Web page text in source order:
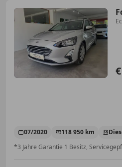
07/2020 118 950 km
*3 Jahre Garantie 1 Besitz,